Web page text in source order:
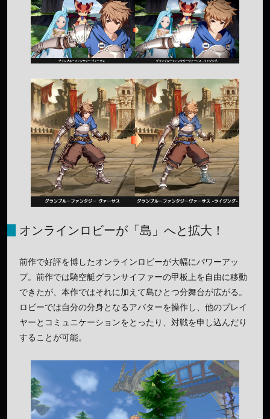
オンラインロビーが「島」へと拡大！
前作で好評を博したオンラインロビーが大幅にパワーアッ
プ。前作では騎空艇グランサイファーの甲板上を自由に移動
できたが、本作ではそれに加えて島ひとつ分舞台が広がる。
ロビーでは自分の分身となるアバターを操作し、他のプレイ
ヤーとコミュニケーションをとったり、対戦を申し込んだり
することが可能。